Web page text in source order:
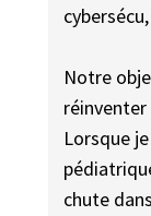
Notre
Lorsque
chute